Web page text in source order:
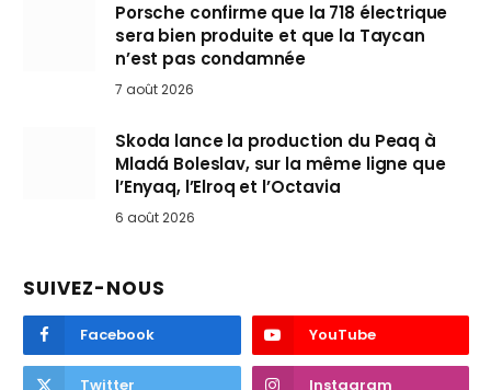
Porsche confirme que la 718 électrique
sera bien produite et que la Taycan
n’est pas condamnée
7 août 2026
Skoda lance la production du Peaq à
Mladá Boleslav, sur la même ligne que
l’Enyaq, l’Elroq et l’Octavia
6 août 2026
SUIVEZ-NOUS
Facebook YouTube
Twitter Instagram